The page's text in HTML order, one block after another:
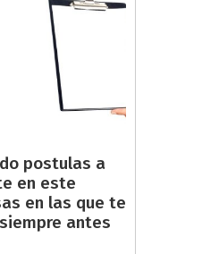
postulas a
en este
en las que te
antes